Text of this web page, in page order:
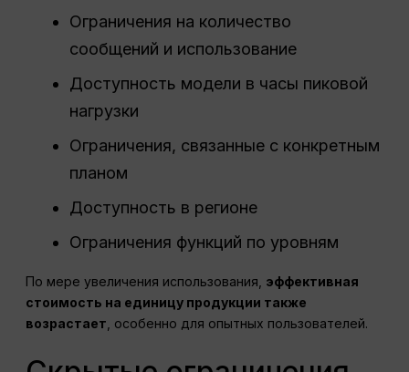
Ограничения на количество
сообщений и использование
Доступность модели в часы пиковой
нагрузки
Ограничения, связанные с конкретным
планом
Доступность в регионе
Ограничения функций по уровням
По мере увеличения использования, эффективная
стоимость на единицу продукции также
возрастает, особенно для опытных пользователей.